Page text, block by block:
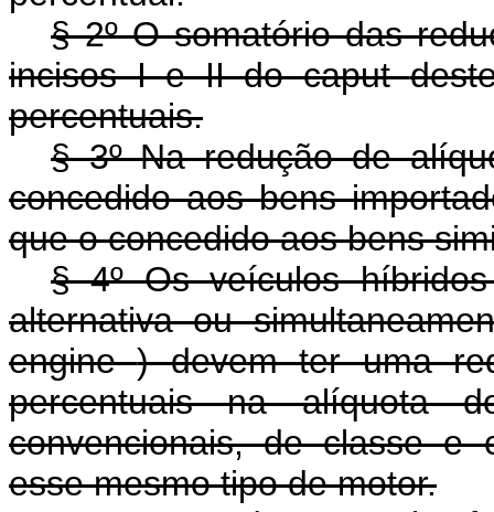
§ 2º O somatório das
incisos I e II docaput
percentuais.
§ 3º Na redução de
concedido aos bens
que o concedido aos bens
§ 4º Os veículos
alternativa ou
engine) devem ter uma
percentuais na alíquota
convencionais, de classe e
esse mesmo tipo de motor.